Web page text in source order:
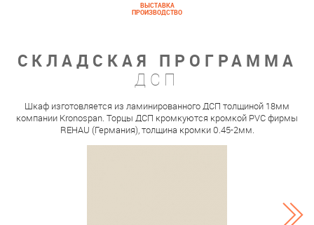
ВЫСТАВКА
ПРОИЗВОДСТВО
СКЛАДСКАЯ ПРОГРАММА
ДСП
Шкаф изготовляется из ламинированного ДСП толщиной 18мм
компании Kronospan. Торцы ДСП кромкуются кромкой PVC фирмы
REHAU (Германия), толщина кромки 0.45-2мм.